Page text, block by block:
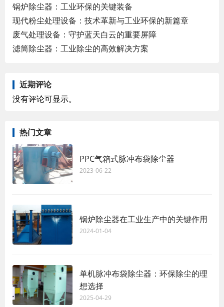
锅炉除尘器：工业环保的关键装备
现代粉尘处理设备：技术革新与工业环保的新篇章
废气处理设备：守护蓝天白云的重要屏障
滤筒除尘器：工业除尘的高效解决方案
近期评论
没有评论可显示。
热门文章
PPC气箱式脉冲布袋除尘器
2023-06-22
锅炉除尘器在工业生产中的关键作用
2024-01-04
单机脉冲布袋除尘器：环保除尘的理
想选择
2025-04-29